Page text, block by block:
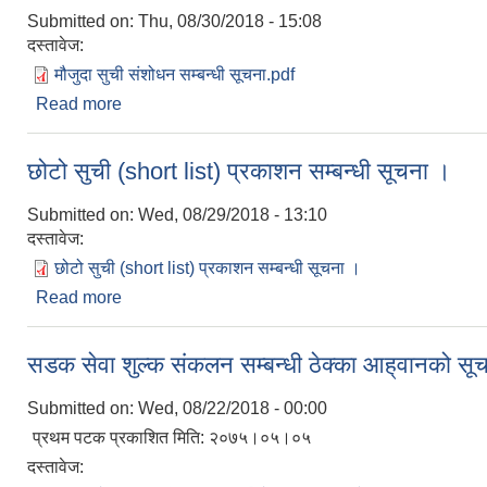
Submitted on: Thu, 08/30/2018 - 15:08
दस्तावेज:
मौजुदा सुची संशोधन सम्बन्धी सूचना.pdf
Read more
छोटो सुची (short list) प्रकाशन सम्बन्धी सूचना ।
Submitted on: Wed, 08/29/2018 - 13:10
दस्तावेज:
छोटो सुची (short list) प्रकाशन सम्बन्धी सूचना ।
Read more
सडक सेवा शुल्क संकलन सम्बन्धी ठेक्का आह्‌वानको
Submitted on: Wed, 08/22/2018 - 00:00
प्रथम पटक प्रकाशित मिति: २०७५।०५।०५
दस्तावेज: